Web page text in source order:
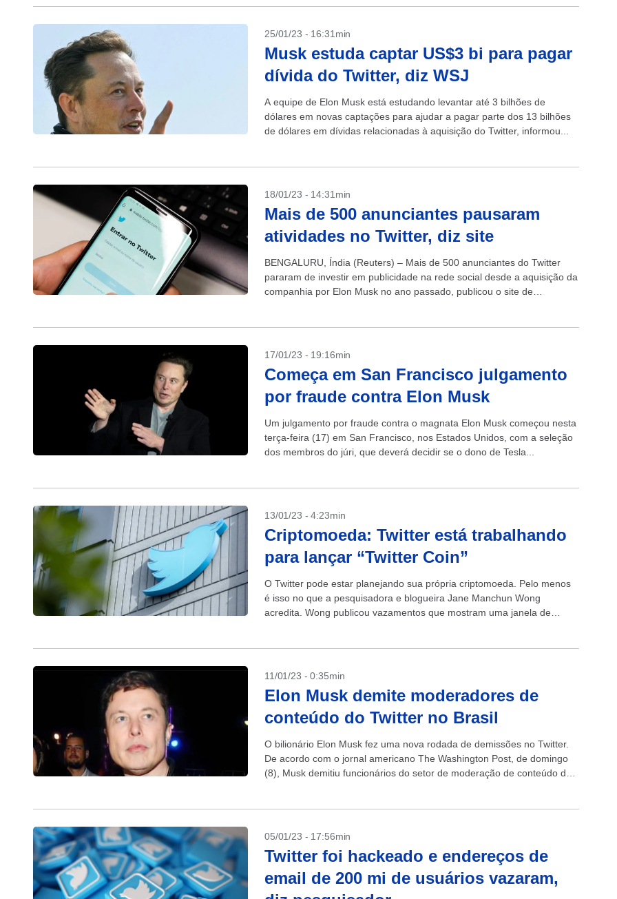
25/01/23 - 16:31min
Musk estuda captar US$3 bi para pagar
dívida do Twitter, diz WSJ
A equipe de Elon Musk está estudando levantar até 3 bilhões de
dólares em novas captações para ajudar a pagar parte dos 13 bilhões
de dólares em dívidas relacionadas à aquisição do Twitter, informou...
18/01/23 - 14:31min
Mais de 500 anunciantes pausaram
atividades no Twitter, diz site
BENGALURU, Índia (Reuters) – Mais de 500 anunciantes do Twitter
pararam de investir em publicidade na rede social desde a aquisição da
companhia por Elon Musk no ano passado, publicou o site de
17/01/23 - 19:16min
Começa em San Francisco julgamento
por fraude contra Elon Musk
Um julgamento por fraude contra o magnata Elon Musk começou nesta
terça-feira (17) em San Francisco, nos Estados Unidos, com a seleção
dos membros do júri, que deverá decidir se o dono de Tesla...
13/01/23 - 4:23min
Criptomoeda: Twitter está trabalhando
para lançar “Twitter Coin”
O Twitter pode estar planejando sua própria criptomoeda. Pelo menos
é isso no que a pesquisadora e blogueira Jane Manchun Wong
acredita. Wong publicou vazamentos que mostram uma janela de
11/01/23 - 0:35min
Elon Musk demite moderadores de
conteúdo do Twitter no Brasil
O bilionário Elon Musk fez uma nova rodada de demissões no Twitter.
De acordo com o jornal americano The Washington Post, de domingo
(8), Musk demitiu funcionários do setor de moderação de conteúdo da
05/01/23 - 17:56min
Twitter foi hackeado e endereços de
email de 200 mi de usuários vazaram,